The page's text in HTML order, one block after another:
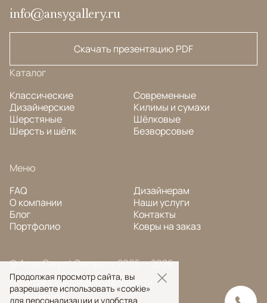
info@ansygallery.ru
Скачать презентацию PDF
Каталог
Классические
Дизайнерские
Шерстяные
Шерсть и шёлк
Современные
Килимы и сумахи
Шёлковые
Безворсовые
Меню
FAQ
О компании
Блог
Портфолио
Дизайнерам
Наши услуги
Контакты
Ковры на заказ
© Ansy Carpet Company 2005 — 2026
Политика конфиденциальности
Поиск ковра
Продолжая просмотр сайта, вы
разрешаете использовать «cookie»
для персонализации и удобства